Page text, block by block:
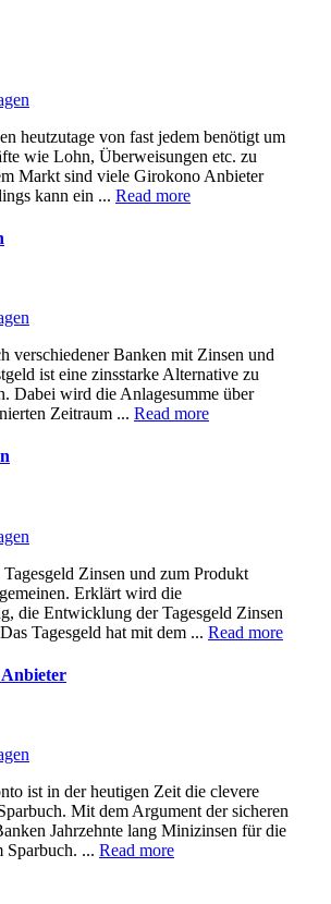
heutzutage von fast jedem benötigt um
wie Lohn, Überweisungen etc. zu
Markt sind viele Girokono Anbieter
kann ein ... Read more
verschiedener Banken mit Zinsen und
ist eine zinsstarke Alternative zu
Dabei wird die Anlagesumme über
Zeitraum ... Read more
Zinsen und zum Produkt
Erklärt wird die
die Entwicklung der Tagesgeld Zinsen
Tagesgeld hat mit dem ... Read more
Anbieter
ist in der heutigen Zeit die clevere
Mit dem Argument der sicheren
Jahrzehnte lang Minizinsen für die
Sparbuch. ... Read more